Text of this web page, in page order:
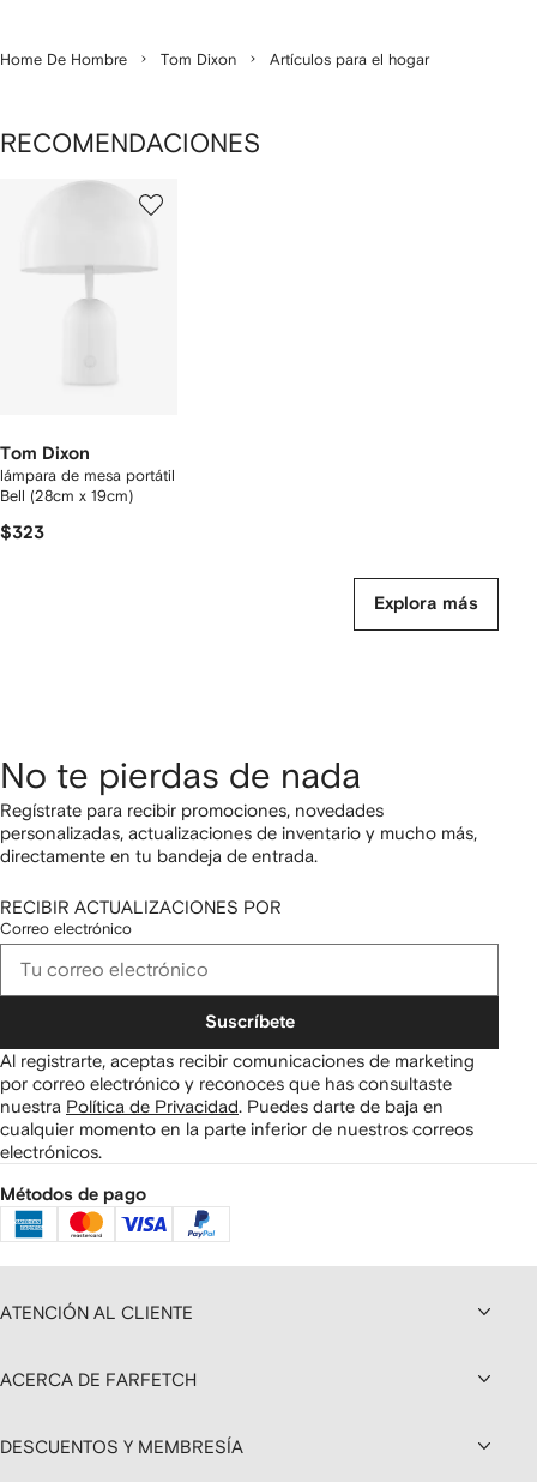
Home De Hombre Tom Dixon Artículos para el hogar
RECOMENDACIONES
Tom Dixon
lámpara de mesa portátil
Bell (28cm x 19cm)
$323
Explora más
No te pierdas de nada
Regístrate para recibir promociones, novedades
personalizadas, actualizaciones de inventario y mucho más,
directamente en tu bandeja de entrada.
RECIBIR ACTUALIZACIONES POR
Correo electrónico
Suscríbete
Al registrarte, aceptas recibir comunicaciones de marketing
por correo electrónico y reconoces que has consultaste
nuestra Política de Privacidad Puedes darte de baja en
cualquier momento en la parte inferior de nuestros correos
electrónicos.
Métodos de pago
ATENCIÓN AL CLIENTE
ACERCA DE FARFETCH
DESCUENTOS Y MEMBRESÍA